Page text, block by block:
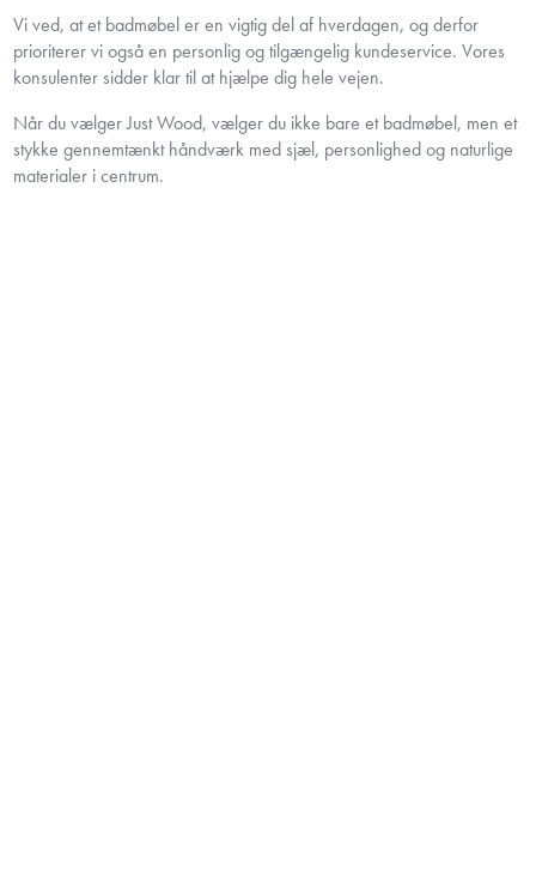
Vi ved, at et badmøbel er en vigtig del af hverdagen, og derfor
prioriterer vi også en personlig og tilgængelig kundeservice. Vores
konsulenter sidder klar til at hjælpe dig hele vejen.
Når du vælger Just Wood, vælger du ikke bare et badmøbel, men et
stykke gennemtænkt håndværk med sjæl, personlighed og naturlige
materialer i centrum.